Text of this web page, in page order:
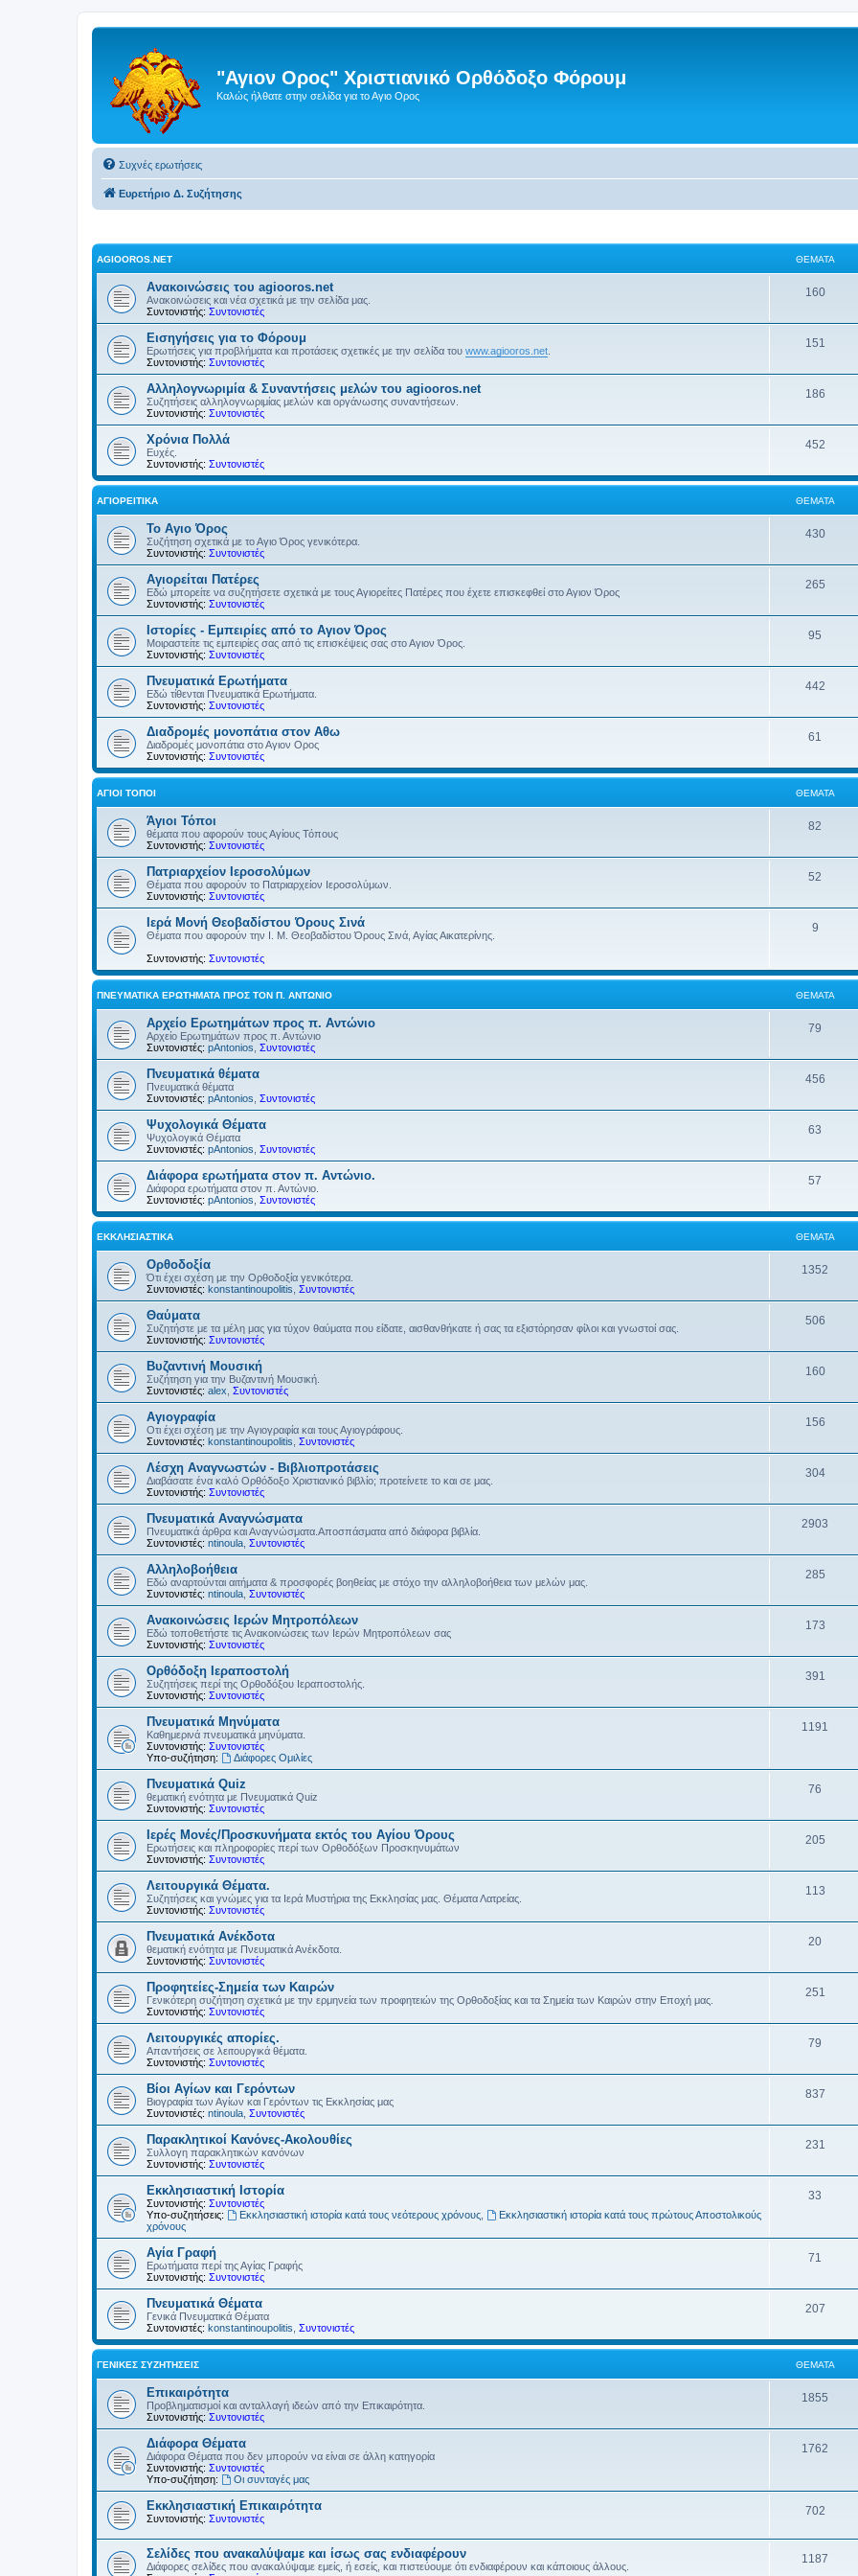
"Αγιον Ορος" Χριστιανικό Ορθόδοξο Φόρουμ
Καλώς ήλθατε στην σελίδα για το Αγιο Ορος
Συχνές ερωτήσεις
Ευρετήριο Δ. Συζήτησης
AGIOOROS.NET ΘΈΜΑΤΑ
Ανακοινώσεις του agiooros.net
Ανακοινώσεις και νέα σχετικά με την σελίδα μας.
Συντονιστής: Συντονιστές
160
Εισηγήσεις για το Φόρουμ
Ερωτήσεις για προβλήματα και προτάσεις σχετικές με την σελίδα του www.agiooros.net
Συντονιστής: Συντονιστές
151
Αλληλογνωριμία & Συναντήσεις μελών του agiooros.net
Συζητήσεις αλληλογνωριμίας μελών και οργάνωσης συναντήσεων.
Συντονιστής: Συντονιστές
186
Χρόνια Πολλά
Ευχές.
Συντονιστής: Συντονιστές
452
ΑΓΙΟΡΕΊΤΙΚΑ ΘΈΜΑΤΑ
Το Αγιο Όρος
Συζήτηση σχετικά με το Αγιο Όρος γενικότερα.
Συντονιστής: Συντονιστές
430
Αγιορείται Πατέρες
Εδώ μπορείτε να συζητήσετε σχετικά με τους Αγιορείτες Πατέρες που έχετε επισκεφθεί στο Αγιον Όρος
Συντονιστής: Συντονιστές
265
Ιστορίες - Εμπειρίες από το Αγιον Όρος
Μοιραστείτε τις εμπειρίες σας από τις επισκέψεις σας στο Αγιον Όρος.
Συντονιστής: Συντονιστές
95
Πνευματικά Ερωτήματα
Εδώ τίθενται Πνευματικά Ερωτήματα.
Συντονιστής: Συντονιστές
442
Διαδρομές μονοπάτια στον Αθω
Διαδρομές μονοπάτια στο Αγιον Ορος
Συντονιστής: Συντονιστές
61
ΆΓΙΟΙ ΤΌΠΟΙ ΘΈΜΑΤΑ
Άγιοι Τόποι
θέματα που αφορούν τους Αγίους Τόπους
Συντονιστής: Συντονιστές
82
Πατριαρχείον Ιεροσολύμων
Θέματα που αφορούν το Πατριαρχείον Ιεροσολύμων.
Συντονιστής: Συντονιστές
52
Ιερά Μονή Θεοβαδίστου Όρους Σινά
Θέματα που αφορούν την Ι. Μ. Θεοβαδίστου Όρους Σινά, Αγίας Αικατερίνης.
Συντονιστής: Συντονιστές
9
ΠΝΕΥΜΑΤΙΚΆ ΕΡΩΤΉΜΑΤΑ ΠΡΟΣ ΤΟΝ Π. ΑΝΤΏΝΙΟ ΘΈΜΑΤΑ
Αρχείο Ερωτημάτων προς π. Αντώνιο
Αρχείο Ερωτημάτων προς π. Αντώνιο
Συντονιστές: pAntonios Συντονιστές
79
Πνευματικά θέματα
Πνευματικά θέματα
Συντονιστές: pAntonios Συντονιστές
456
Ψυχολογικά Θέματα
Ψυχολογικά Θέματα
Συντονιστές: pAntonios Συντονιστές
63
Διάφορα ερωτήματα στον π. Αντώνιο.
Διάφορα ερωτήματα στον π. Αντώνιο.
Συντονιστές: pAntonios Συντονιστές
57
ΕΚΚΛΗΣΙΑΣΤΙΚΆ ΘΈΜΑΤΑ
Ορθοδοξία
Ότι έχει σχέση με την Ορθοδοξία γενικότερα.
Συντονιστές: konstantinoupolitis Συντονιστές
1352
Θαύματα
Συζητήστε με τα μέλη μας για τύχον θαύματα που είδατε, αισθανθήκατε ή σας τα εξιστόρησαν φίλοι και γνωστοί σας.
Συντονιστής: Συντονιστές
506
Βυζαντινή Μουσική
Συζήτηση για την Βυζαντινή Μουσική.
Συντονιστές: alex Συντονιστές
160
Αγιογραφία
Οτι έχει σχέση με την Αγιογραφία και τους Αγιογράφους.
Συντονιστές: konstantinoupolitis Συντονιστές
156
Λέσχη Αναγνωστών - Βιβλιοπροτάσεις
Διαβάσατε ένα καλό Ορθόδοξο Χριστιανικό βιβλίο; προτείνετε το και σε μας.
Συντονιστής: Συντονιστές
304
Πνευματικά Αναγνώσματα
Πνευματικά άρθρα και Αναγνώσματα.Αποσπάσματα από διάφορα βιβλία.
Συντονιστές: ntinoula Συντονιστές
2903
Αλληλοβοήθεια
Εδώ αναρτούνται αιτήματα & προσφορές βοηθείας με στόχο την αλληλοβοήθεια των μελών μας.
Συντονιστές: ntinoula Συντονιστές
285
Ανακοινώσεις Ιερών Μητροπόλεων
Εδώ τοποθετήστε τις Ανακοινώσεις των Ιερών Μητροπόλεων σας
Συντονιστής: Συντονιστές
173
Ορθόδοξη Ιεραποστολή
Συζητήσεις περί της Ορθοδόξου Ιεραποστολής.
Συντονιστής: Συντονιστές
391
Πνευματικά Μηνύματα
Καθημερινά πνευματικά μηνύματα.
Συντονιστής: Συντονιστές
Υπο-συζήτηση:
Διάφορες Ομιλίες
1191
Πνευματικά Quiz
θεματική ενότητα με Πνευματικά Quiz
Συντονιστής: Συντονιστές
76
Ιερές Μονές/Προσκυνήματα εκτός του Αγίου Όρους
Ερωτήσεις και πληροφορίες περί των Ορθοδόξων Προσκηνυμάτων
Συντονιστής: Συντονιστές
205
Λειτουργικά Θέματα.
Συζητήσεις και γνώμες για τα Ιερά Μυστήρια της Εκκλησίας μας. Θέματα Λατρείας.
Συντονιστής: Συντονιστές
113
Πνευματικά Ανέκδοτα
θεματική ενότητα με Πνευματικά Ανέκδοτα.
Συντονιστής: Συντονιστές
20
Προφητείες-Σημεία των Καιρών
Γενικότερη συζήτηση σχετικά με την ερμηνεία των προφητειών της Ορθοδοξίας και τα Σημεία των Καιρών στην Εποχή μας.
Συντονιστής: Συντονιστές
251
Λειτουργικές απορίες.
Απαντήσεις σε λειτουργικά θέματα.
Συντονιστής: Συντονιστές
79
Βίοι Αγίων και Γερόντων
Βιογραφία των Αγίων και Γερόντων τις Εκκλησίας μας
Συντονιστές: ntinoula Συντονιστές
837
Παρακλητικοί Κανόνες-Ακολουθίες
Συλλογη παρακλητικών κανόνων
Συντονιστής: Συντονιστές
231
Εκκλησιαστική Ιστορία
Συντονιστής: Συντονιστές
Υπο-συζητήσεις:
Εκκλησιαστική ιστορία κατά τους νεότερους χρόνους,
Εκκλησιαστική ιστορία κατά τους πρώτους Αποστολικούς
χρόνους
33
Αγία Γραφή
Ερωτήματα περί της Αγίας Γραφής
Συντονιστής: Συντονιστές
71
Πνευματικά Θέματα
Γενικά Πνευματικά Θέματα
Συντονιστές: konstantinoupolitis Συντονιστές
207
ΓΕΝΙΚΈΣ ΣΥΖΗΤΉΣΕΙΣ ΘΈΜΑΤΑ
Επικαιρότητα
Προβληματισμοί και ανταλλαγή ιδεών από την Επικαιρότητα.
Συντονιστής: Συντονιστές
1855
Διάφορα Θέματα
Διάφορα Θέματα που δεν μπορούν να είναι σε άλλη κατηγορία
Συντονιστής: Συντονιστές
Υπο-συζήτηση:
Οι συνταγές μας
1762
Εκκλησιαστική Επικαιρότητα
Συντονιστής: Συντονιστές
702
Σελίδες που ανακαλύψαμε και ίσως σας ενδιαφέρουν
Διάφορες σελίδες που ανακαλύψαμε εμείς, ή εσείς, και πιστεύουμε ότι ενδιαφέρουν και κάποιους άλλους.
1187